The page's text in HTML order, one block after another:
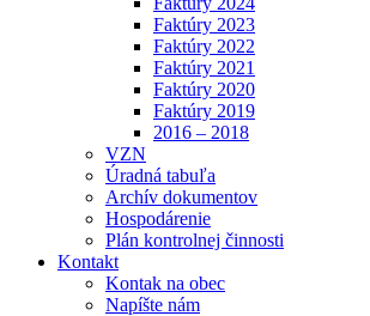
Faktúry 2023
Faktúry 2022
Faktúry 2021
Faktúry 2020
Faktúry 2019
2016 – 2018
VZN
Úradná tabuľa
Archív dokumentov
Hospodárenie
Plán kontrolnej činnosti
Kontakt
Kontak na obec
Napíšte nám